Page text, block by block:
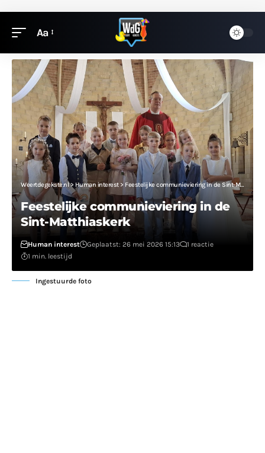
Aa
Weertdegekste.nl> Human interest> Feestelijke communieviering in de Sint-Matthiaskerk
Feestelijke communieviering in de
Sint-Matthiaskerk
Human interest Geplaatst: 26 mei 2026 15:13
1 reactie
1 min. leestijd
Ingestuurde foto